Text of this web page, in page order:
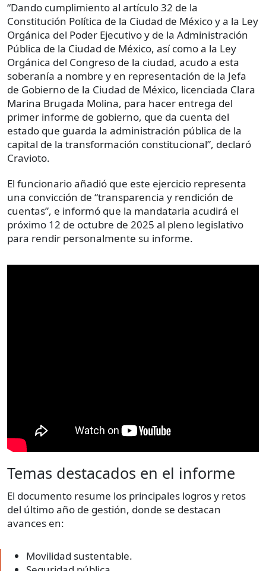
“Dando cumplimiento al artículo 32 de la
Constitución Política de la Ciudad de México y a la Ley
Orgánica del Poder Ejecutivo y de la Administración
Pública de la Ciudad de México, así como a la Ley
Orgánica del Congreso de la ciudad, acudo a esta
soberanía a nombre y en representación de la Jefa
de Gobierno de la Ciudad de México, licenciada Clara
Marina Brugada Molina, para hacer entrega del
primer informe de gobierno, que da cuenta del
estado que guarda la administración pública de la
capital de la transformación constitucional”, declaró
Cravioto.
El funcionario añadió que este ejercicio representa
una convicción de “transparencia y rendición de
cuentas”, e informó que la mandataria acudirá el
próximo 12 de octubre de 2025 al pleno legislativo
para rendir personalmente su informe.
Temas destacados en el informe
El documento resume los principales logros y retos
del último año de gestión, donde se destacan
avances en:
Movilidad sustentable.